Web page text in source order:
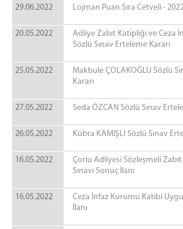
29.06.2022 Lojman Puan Sıra Cetveli -
20.05.2022
Adliye Zabıt Katipliği ve Ceza
Sözlü Sınav Erteleme Kararı
25.05.2022
Makbule ÇOLAKOĞLU Sözlü
Kararı
27.05.2022 Seda ÖZCAN Sözlü Sınav
26.05.2022 Kübra KAMIŞLI Sözlü Sınav
16.05.2022
Çorlu Adliyesi Sözleşmeli
Sınavı Sonuç İlanı
16.05.2022
Ceza İnfaz Kurumu Katibi
İlanı